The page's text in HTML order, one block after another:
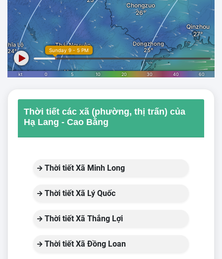
Thời tiết các xã (phường, thị trấn) của
Hạ Lang - Cao Bằng
Thời tiết Xã Minh Long
Thời tiết Xã Lý Quốc
Thời tiết Xã Thắng Lợi
Thời tiết Xã Đồng Loan